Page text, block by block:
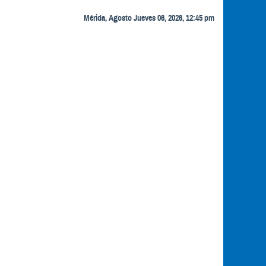
Mérida, Agosto Jueves 06, 2026, 12:45 pm